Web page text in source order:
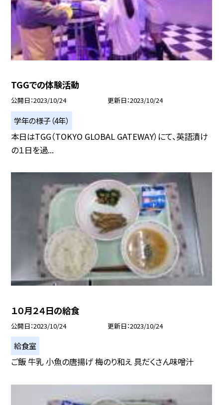
TGGでの体験活動
公開日 2023/10/24 更新日 2023/10/24
学年の様子（4年）
本日はTGG（TOKYO GLOBAL GATEWAY）にて、英語漬け
の１日を過...
１０月２４日の給食
公開日 2023/10/24 更新日 2023/10/24
給食室
ご飯 牛乳 小魚の唐揚げ 梅のり和え 具だくさん味噌汁